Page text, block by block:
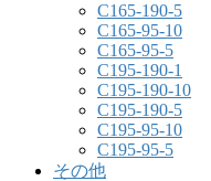
C165-190-5
C165-95-10
C165-95-5
C195-190-1
C195-190-10
C195-190-5
C195-95-10
C195-95-5
その他